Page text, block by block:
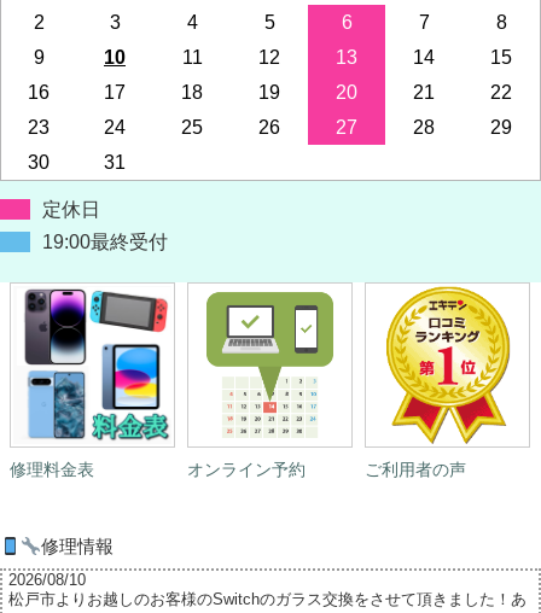
2
3 4 5 6 7
8
9
10 11 12 13 14
15
16
17 18 19 20 21
22
23
24 25 26 27 28
29
30
31
定休日
19:00最終受付
修理料金表 オンライン予約 ご利用者の声
修理情報
2026/08/10
松戸市よりお越しのお客様のSwitchのガラス交換をさせて頂きました！あ